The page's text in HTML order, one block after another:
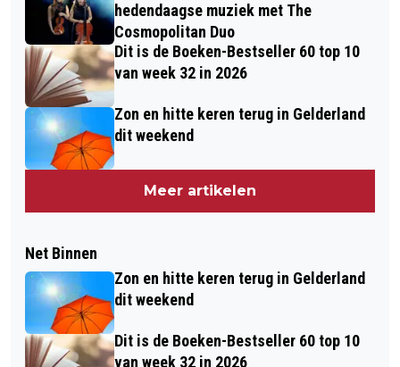
hedendaagse muziek met The
Cosmopolitan Duo
Dit is de Boeken-Bestseller 60 top 10
van week 32 in 2026
Zon en hitte keren terug in Gelderland
dit weekend
Meer artikelen
Net Binnen
Zon en hitte keren terug in Gelderland
dit weekend
Dit is de Boeken-Bestseller 60 top 10
van week 32 in 2026